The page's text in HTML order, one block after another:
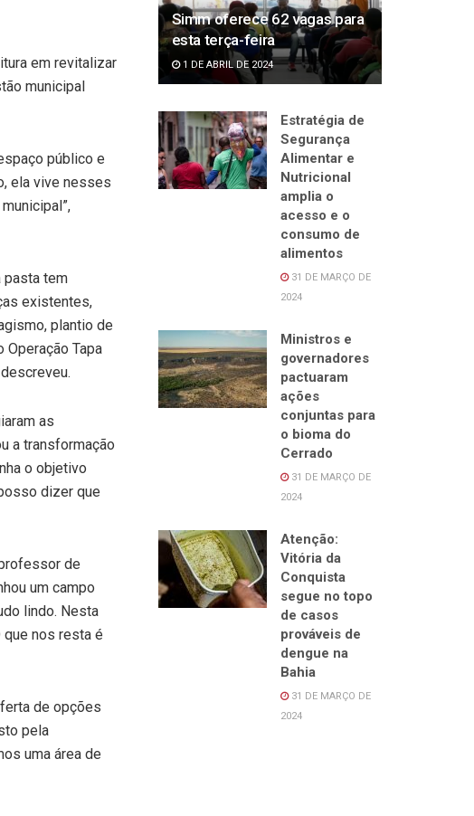
em revitalizar
municipal
público e
ela vive nesses
pasta tem
existentes,
plantio de
Tapa
as
a transformação
o objetivo
dizer que
de
um campo
lindo. Nesta
que nos resta é
de opções
pela
uma área de
Simm oferece 62 vagas para
esta terça-feira
1 DE ABRIL DE 2024
Estratégia de
Segurança
Alimentar e
Nutricional
amplia o
acesso e o
consumo de
alimentos
31 DE MARÇO DE
2024
Ministros e
governadores
pactuaram
ações
conjuntas para
o bioma do
Cerrado
31 DE MARÇO DE
2024
Atenção:
Vitória da
Conquista
segue no topo
de casos
prováveis de
dengue na
Bahia
31 DE MARÇO DE
2024